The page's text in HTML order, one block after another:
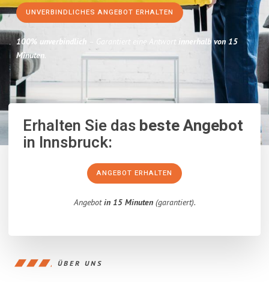
UNVERBINDLICHES ANGEBOT ERHALTEN
100% unverbindlich – Garantiert eine Antwort innerhalb von 15
Minuten.
Erhalten Sie dasbeste Angebot
in Innsbruck:
ANGEBOT ERHALTEN
Angebotin 15 Minuten(garantiert).
ÜBER UNS